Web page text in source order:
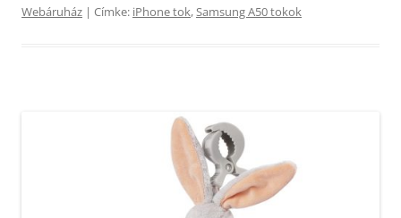
Webáruház | Címke: iPhone tok,Samsung A50 tokok